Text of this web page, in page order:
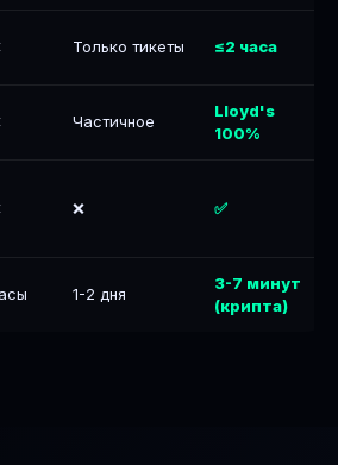
Только тикеты ≤2 часа
Частичное
Lloyd's
100%
❌ ✅
1-2 дня
3-7 минут
(крипта)